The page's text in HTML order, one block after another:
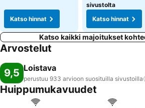
Katso hinnat
sivustolta
Katso hinnat
Katso kaikki majoitukset
Arvostelut
9,5 Loistava
perustuu 933 arvioon suosituilla sivustoilla
Huippumukavuudet